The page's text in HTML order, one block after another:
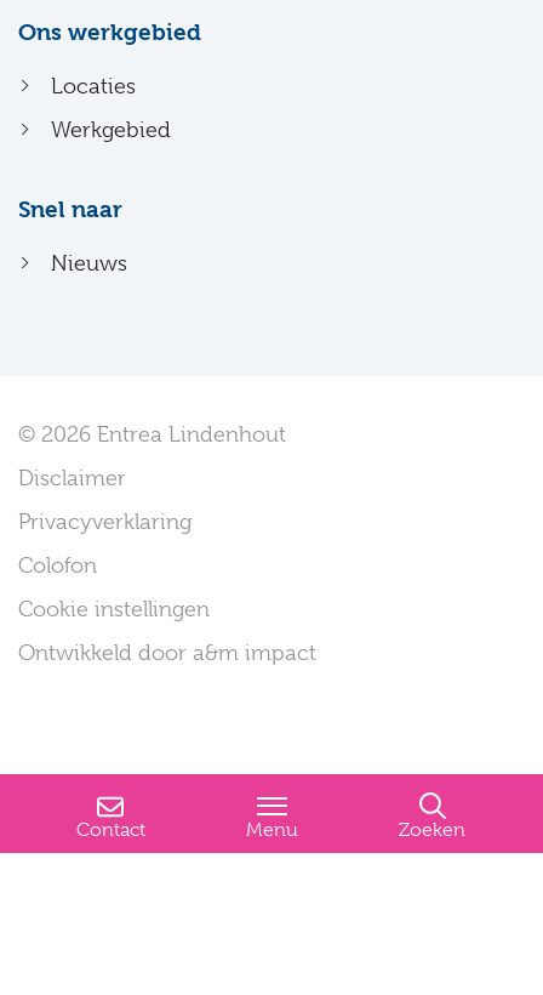
Ons werkgebied
Locaties
Werkgebied
Snel naar
Nieuws
© 2026 Entrea Lindenhout
Disclaimer
Privacyverklaring
Colofon
Cookie instellingen
Ontwikkeld door a&m impact
Contact Menu Zoeken